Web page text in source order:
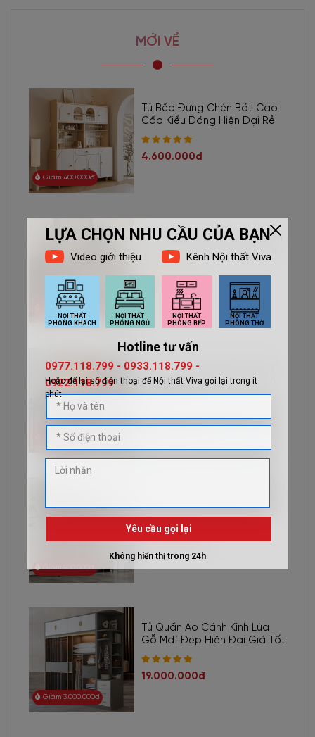
Nhờ kết hợp tinh tế chất liệu gỗ công nghiệp và cánh kính màu trà
sang trọng. Sở hữu kiểu dáng thiết kế đẹp mắt và chất lượng cao
lợi mà còn tạo điểm nhấn thú vị cho nội thất phòng ngủ.
Tủ quần áo kính TA-2531
có khung tủ bằng gỗ MDF lõi xanh
phủ melamine chống ẩm. Đi kèm cùng cánh kính cường lực
khung nhôm chắc chắn, chống ẩm mốc và cong vênh. T
gỗ cánh kính toàn bộ, cao kịch trần tăng không gian lưu trữ
Sở hữu thiết kế sang trọng, hiện đại, mẫu tủ quần áo kính TA-
trữ quần áo lớn. Tủ quần áo này có thiết kế cánh lùa rất tiện lợi,
tiết kiệm được diện tích sử dụng cho không gian. Hơn nữa, tủ
quần áo kính có nhiều biến thể với kích thước khác nhau đảm bảo
phù hợp với nhiều không gian sử dụng.
Ngay từ hôm nay, hãy lựa chọn Tủ Quần Áo Kính Cường Lực
Kiểu Lùa Khung Gỗ MDF để không gian phòng ngủ đẹp và tiện
Thông tin chi tiết Tủ Quần Áo
Kính Cường Lực Kiểu
MỚI VỀ
Giảm 400.000đ
Tủ Bếp Đựng Chén Bát Cao
Cấp Kiểu Dáng Hiện Đại Rẻ
4.600.000đ
Giảm 1.000.000đ
Tủ Chạn Bát Gỗ Sồi Tự Nhiên
Kết Hợp Cách Kính Hiện Đại
10.500.000đ
Giảm 400.000đ
Tủ Thờ 2 Tầng Giá Rẻ Thiết
Kế Sang Trọng Gỗ Tự Nhiên
Chất Lượng
6.800.000đ
Giảm 900.000đ
Thiết Kế Kiểu Dáng Hiện Đại
Giảm 3.000.000đ
Tủ Quần Áo Cánh Kính Lùa
Gỗ Mdf Đẹp Hiện Đại Giá Tốt
19.000.000đ